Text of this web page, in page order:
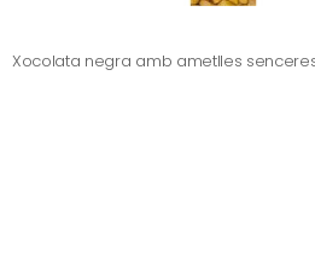
Xocolata negra amb ametlles senceres